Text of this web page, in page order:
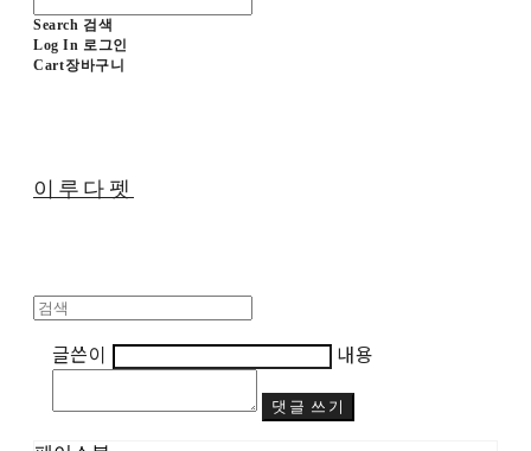
Search 검색
Log In 로그인
Cart장바구니
이루다펫
글쓴이 내용
댓글 쓰기